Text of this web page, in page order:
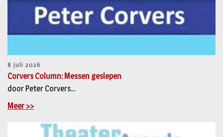
8 juli 2026
Corvers Column: Messen geslepen
door Peter Corvers...
Meer >>